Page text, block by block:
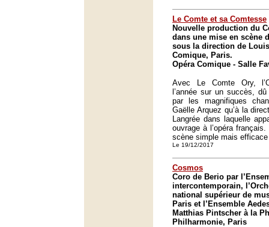
Le Comte et sa Comtesse
Nouvelle production du
dans une mise en scène
sous la direction de
Comique, Paris.
Opéra Comique - Salle
Avec Le Comte Ory,
l’année sur un succès,
par les magnifiques
Gaëlle Arquez qu’à la
Langrée dans laquelle
ouvrage à l’opéra
scène simple mais
Le 19/12/2017
Cosmos
Coro de Berio par
intercontemporain,
national supérieur de
Paris et l’Ensemble
Matthias Pintscher à la
Philharmonie, Paris